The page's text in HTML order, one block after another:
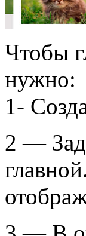
Чтобы
нужно:
1-
2 —